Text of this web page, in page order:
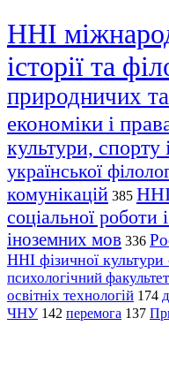
ННІ
історії та
природничих
економіки і
культури, спорту
української
комунікацій 385 ННІ
соціальної роботи
іноземних мов 336
ННІ фізичної культури
психологічний факультет
освітніх технологій 174
ЧНУ 142 перемога 137